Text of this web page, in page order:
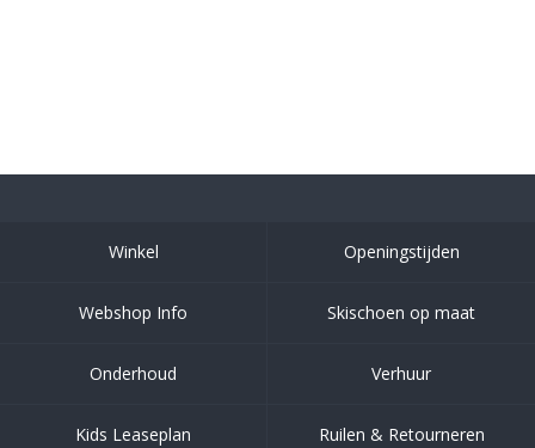
Winkel Openingstijden
Webshop Info Skischoen op maat
Onderhoud Verhuur
Kids Leaseplan Ruilen & Retourneren